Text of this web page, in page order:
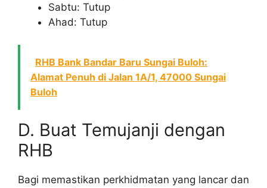
Sabtu: Tutup
Ahad: Tutup
RHB Bank Bandar Baru Sungai Buloh:
Alamat Penuh di Jalan 1A/1, 47000 Sungai
Buloh
D. Buat Temujanji dengan
RHB
Bagi memastikan perkhidmatan yang lancar dan